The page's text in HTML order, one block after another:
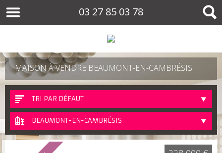
03 27 85 03 78
MAISON À VENDRE BEAUMONT-EN-CAMBRÉSIS
TRI PAR DÉFAUT
BEAUMONT-EN-CAMBRÉSIS